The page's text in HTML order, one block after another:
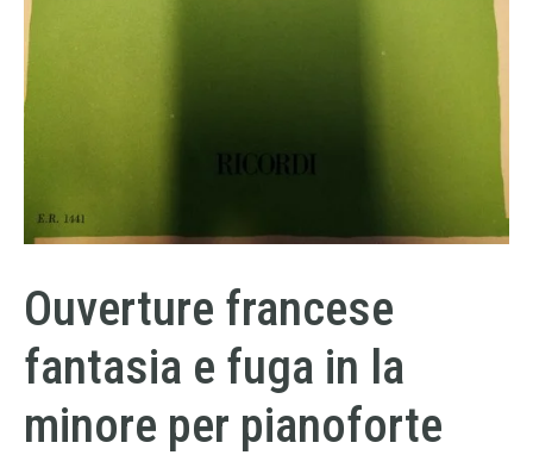
Ouverture francese
fantasia e fuga in la
minore per pianoforte